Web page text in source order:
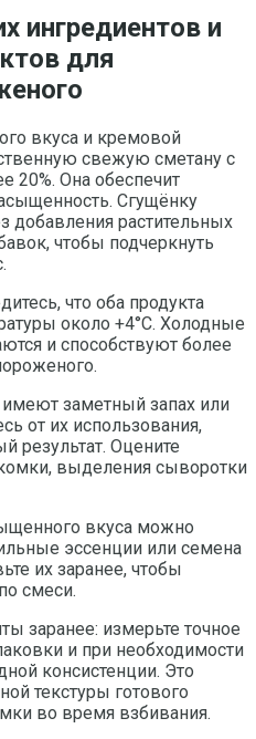
ингредиентов и
для
вкуса и кремовой
свежую сметану с
20%. Она обеспечит
Сгущёнку
добавления растительных
чтобы подчеркнуть
что оба продукта
около +4°C. Холодные
и способствуют более
заметный запах или
от их использования,
результат. Оцените
выделения сыворотки
вкуса можно
эссенции или семена
их заранее, чтобы
смеси.
заранее: измерьте точное
и при необходимости
консистенции. Это
текстуры готового
во время взбивания.